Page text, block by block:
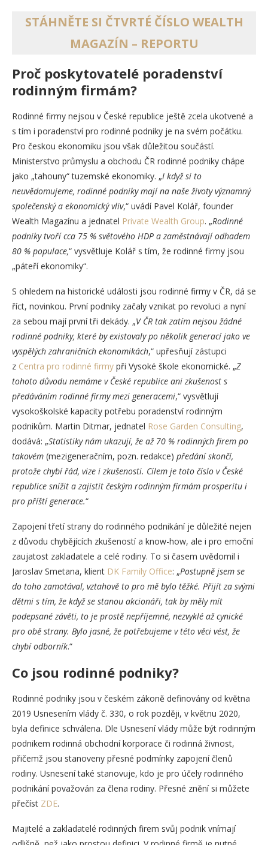
STÁHNĚTE SI ČTVRTÉ ČÍSLO WEALTH
MAGAZÍN – REPORTU
Proč poskytovatelé poradenství
rodinným firmám?
Rodinné firmy nejsou v České republice ještě zcela ukotvené a
s tím i poradenství pro rodinné podniky je na svém počátku.
Pro českou ekonomiku jsou však důležitou součástí.
Ministerstvo průmyslu a obchodu ČR rodinné podniky chápe
jako „tahouny“ tuzemské ekonomiky. „I když si to
neuvědomujeme, rodinné podniky mají na naše životy významný
společenský a ekonomický vliv,“ uvádí Pavel Kolář, founder
Wealth Magazínu a jednatel Private Wealth Group. „Rodinné
podniky tvoří cca 75 % světového HDP a zaměstnávají odhadem
80 % populace,“ vysvětluje Kolář s tím, že rodinné firmy jsou
„páteří ekonomiky“.
S ohledem na historické události jsou rodinné firmy v ČR, dá se
říct, novinkou. První podniky začaly vznikat po revoluci a nyní
za sebou mají první tři dekády. „V ČR tak zatím nejsou žádné
rodinné podniky, které by existovaly po několik generací jako ve
vyspělých zahraničních ekonomikách,“ upřesňují zástupci
z Centra pro rodinné firmy při Vysoké škole ekonomické. „Z
tohoto důvodu nemáme v České republice ani zkušenost s
předáváním rodinné firmy mezi generacemi,“ vysvětlují
vysokoškolské kapacity potřebu poradenství rodinným
podnikům. Martin Ditmar, jednatel Rose Garden Consulting,
dodává: „Statistiky nám ukazují, že až 70 % rodinných firem po
takovém (mezigeneračním, pozn. redakce) předání skončí,
protože chybí řád, vize i zkušenosti. Cílem je toto číslo v České
republice snížit a zajistit českým rodinným firmám prosperitu i
pro příští generace.“
Zapojení třetí strany do rodinného podnikání je důležité nejen
z důvodu chybějících zkušeností a know-how, ale i pro emoční
zaujatost zakladatele a celé rodiny. To si časem uvědomil i
Jaroslav Smetana, klient DK Family Office: „Postupně jsem se
do toho zamotával, vztahově to pro mě bylo těžké. Přijít za svými
dětmi s tím, že když se stanou akcionáři, tak by měly mít
podepsané závěti, to je prostě nepříjemné, nezvyklé až cynické
pro obě strany. Bylo jasné, že potřebujeme v této věci vést, že
chybí odborník.“
Co jsou rodinné podniky?
Rodinné podniky jsou v českém zákoně definovány od května
2019 Usnesením vlády č. 330, o rok později, v květnu 2020,
byla definice schválena. Dle Usnesení vlády může být rodinným
podnikem rodinná obchodní korporace či rodinná živnost,
přičemž jsou stanoveny přesné podmínky zapojení členů
rodiny. Usnesení také stanovuje, kdo je pro účely rodinného
podnikání považován za člena rodiny. Přesné znění si můžete
přečíst ZDE.
Majitelé a zakladatelé rodinných firem svůj podnik vnímají